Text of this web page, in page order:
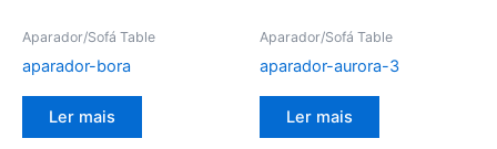
Aparador/Sofá Table
aparador-bora
Ler mais
Aparador/Sofá Table
aparador-aurora-3
Ler mais